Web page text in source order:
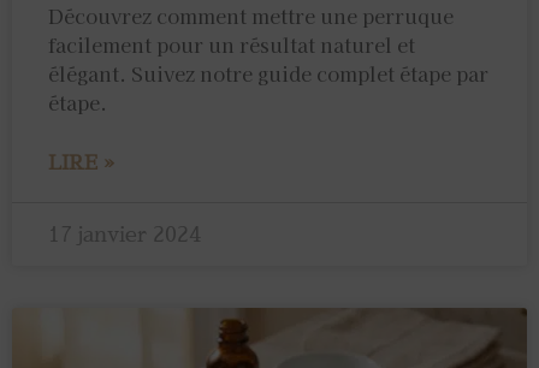
Découvrez comment mettre une perruque
facilement pour un résultat naturel et
élégant. Suivez notre guide complet étape par
étape.
LIRE »
17 janvier 2024